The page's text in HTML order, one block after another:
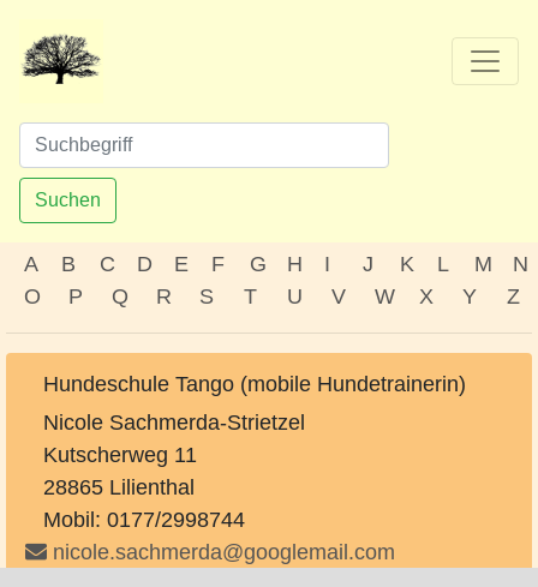
Suchen
A B C D E F G H I J K L M
N
O
P Q R S T U V W X Y Z
Hundeschule Tango (mobile Hundetrainerin)
Nicole Sachmerda-Strietzel
Kutscherweg 11
28865 Lilienthal
Mobil: 0177/2998744
nicole.sachmerda@googlemail.com